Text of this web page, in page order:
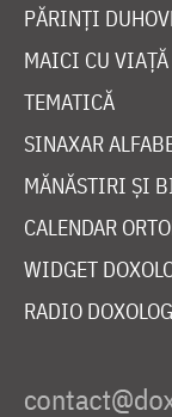
PĂRINȚI
MAICI CU
TEMATICĂ
SINAXAR
MĂNĂSTIRI ȘI
CALENDAR
WIDGET
RADIO